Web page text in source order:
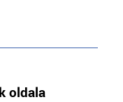
oldala